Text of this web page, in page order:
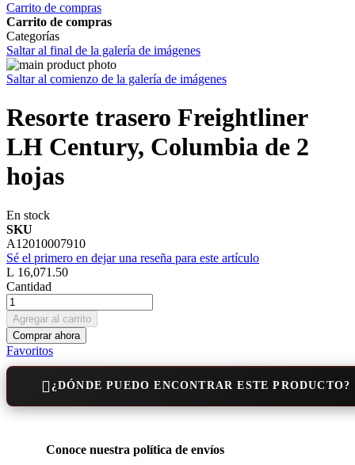
Carrito de compras
Carrito de compras
Categorías
Saltar al final de la galería de imágenes
Saltar al comienzo de la galería de imágenes
Resorte trasero Freightliner
LH Century, Columbia de 2
hojas
En stock
SKU
A12010007910
Sé el primero en dejar una reseña para este artículo
L 16,071.50
Cantidad
Agregar al carrito
Comprar ahora
Favoritos
¿DÓNDE PUEDO ENCONTRAR ESTE PRODUCTO?
Conoce nuestra política de envíos